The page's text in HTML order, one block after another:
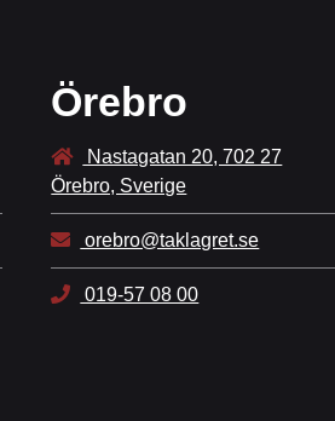
Örebro
Nastagatan 20, 702 27
Örebro, Sverige
orebro@taklagret.se
019-57 08 00